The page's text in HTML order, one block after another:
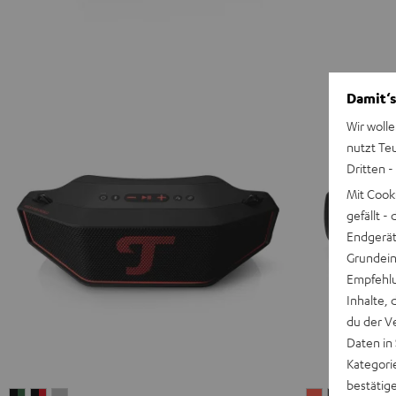
Wir
nutzt
Dritten -
Mit
gefällt -
Inhalte,
du der
Daten in